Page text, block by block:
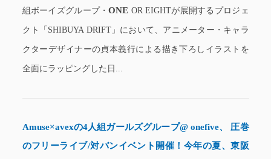
組ボーイズグループ・ONE OR EIGHTが展開するプロジェ
クト「SHIBUYA DRIFT」において、アニメーター・キャラ
クターデザイナーの貞本義行による描き下ろしイラストを
全面にラッピングした日...
Amuse×avexの4人組ガールズグループ@ onefive、 圧巻
のフリーライブ/対バンイベント開催！今年の夏、東阪